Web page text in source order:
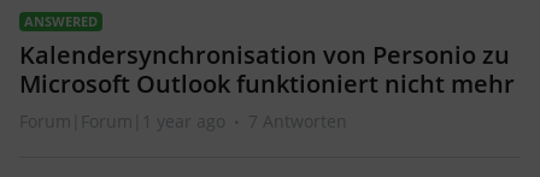
ANSWERED
Kalendersynchronisation von Personio zu
Microsoft Outlook funktioniert nicht mehr
Forum|Forum|1 year ago 7 Antworten